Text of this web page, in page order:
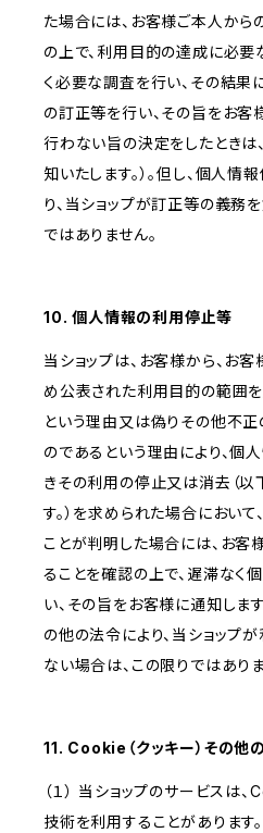
た場合には、お客様ご本人から
の上で、利用目的の達成に必要
く必要な調査を行い、その結果
の訂正等を行い、その旨をお客
行わない旨の決定をしたときは
知いたします。）。但し、個人
り、当ショップが訂正等の義務
ではありません。
10. 個人情報の利用停止等
当ショップは、お客様から、お
め公表された利用目的の範囲
という理由又は偽りその他不
のであるという理由により、個
きその利用の停止又は消去（以
す。）を求められた場合におい
ことが判明した場合には、お客
ることを確認の上で、遅滞なく
い、その旨をお客様に通知しま
の他の法令により、当ショップ
ない場合は、この限りではありま
11. Cookie（クッキー）その他
（１） 当ショップのサービスは
技術を利用することがあります